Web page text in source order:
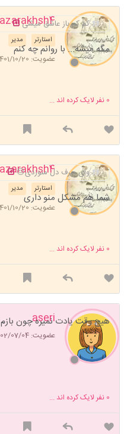
azarakhsh4
مدیر استارتر
عضویت: 1401/10/20
کم کم باز عاشق میشی
مگه میشه... با روانم چه کنم
0 نفر لایک کرده اند ...
azarakhsh4
مدیر استارتر
عضویت: 1401/10/20
وای حرف دل منوزدی😔
شما هم مشکل منو داری
0 نفر لایک کرده اند ...
aseri
عضویت: 1402/07/04
هیچ وقت یادت نمیره چون بازم
0 نفر لایک کرده اند ...